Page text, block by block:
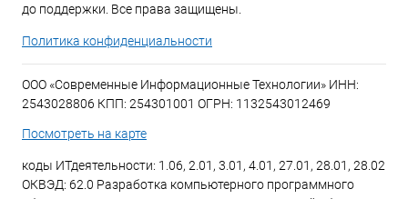
до поддержки. Все права защищены.
Политика конфиденциальности
ООО «Современные Информационные Технологии» ИНН:
2543028806 КПП: 254301001 ОГРН: 1132543012469
Посмотреть на карте
коды ИТдеятельности: 1.06, 2.01, 3.01, 4.01, 27.01, 28.01, 28.02
ОКВЭД: 62.0 Разработка компьютерного программного